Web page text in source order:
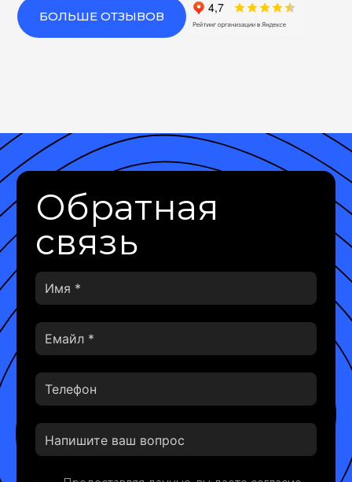
БОЛЬШЕ ОТЗЫВОВ
Обратная
связь